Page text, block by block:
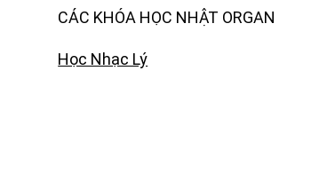
CÁC KHÓA HỌC NHẬT ORGAN
Học Nhạc Lý